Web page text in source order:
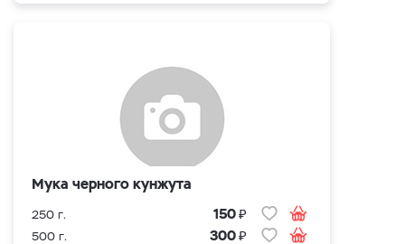
Мука черного кунжута
250 г. 150₽
500 г. 300₽